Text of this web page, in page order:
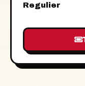
Regulier